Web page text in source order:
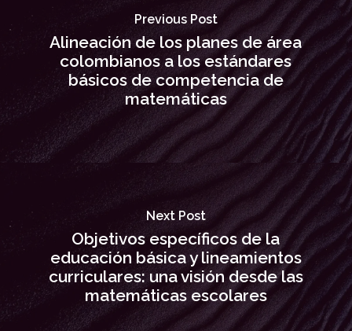
Previous Post
Alineación de los planes de área
colombianos a los estándares
básicos de competencia de
matemáticas
Next Post
Objetivos específicos de la
educación básica y lineamientos
curriculares: una visión desde las
matemáticas escolares